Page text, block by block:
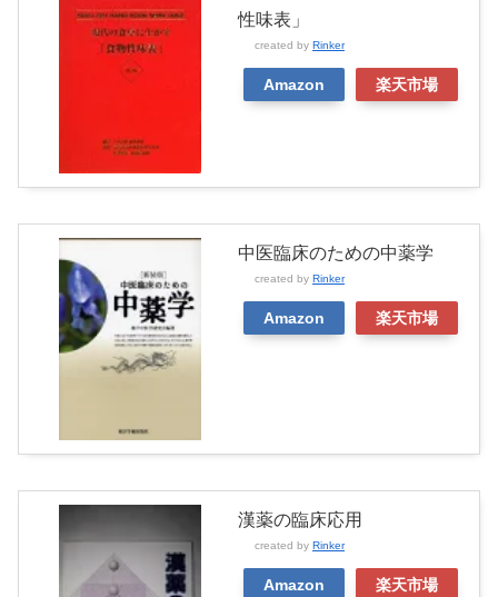
性味表」
created by Rinker
Amazon 楽天市場
中医臨床のための中薬学
created by Rinker
Amazon 楽天市場
漢薬の臨床応用
created by Rinker
Amazon 楽天市場